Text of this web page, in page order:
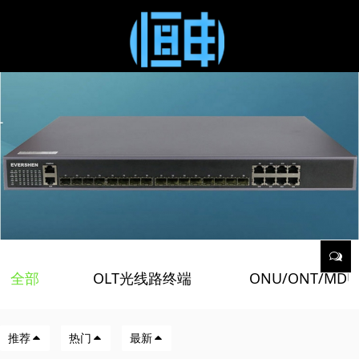
全部 OLT光线路终端 ONU/ONT/
推荐 热门 最新